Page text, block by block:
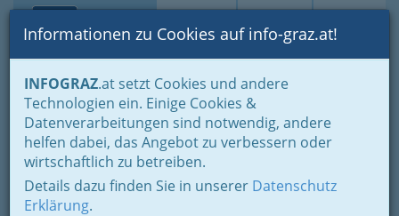
Suche Login Toggle
Informationen zu Cookies auf info-graz.at!
INFOGRAZ.at setzt Cookies und andere
Technologien ein. Einige Cookies &
Datenverarbeitungen sind notwendig, andere
helfen dabei, das Angebot zu verbessern oder
wirtschaftlich zu betreiben.
Details dazu finden Sie in unserer Datenschutz
Erklärung.
Home
Gastronomie
Gastronomie: Toprestaurants & Gasthäuser
Gaststätten - Gasthäuser - Gasthöfe
Restaurant Brandhof - Franz
Kaufmann
Gleisdorfer Gasse 10, 8010 Graz